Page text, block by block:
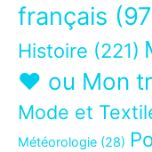
français
Histoire (221)
❤ ou Mon
Mode et
Météorologie (28)